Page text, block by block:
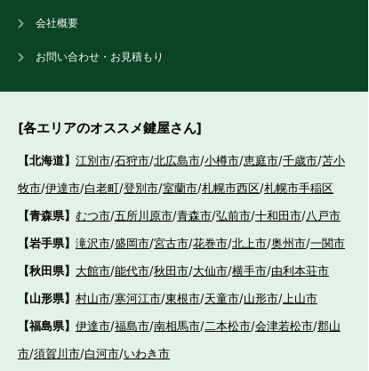
会社概要
お問い合わせ・お見積もり
[各エリアのオススメ鍵屋さん]
【北海道】 江別市/石狩市/北広島市/小樽市/恵庭市/千歳市/苫小
牧市/伊達市/白老町/登別市/室蘭市/札幌市西区/札幌市手稲区
【青森県】 むつ市/五所川原市/青森市/弘前市/十和田市/八戸市
【岩手県】 滝沢市/盛岡市/宮古市/花巻市/北上市/奥州市/一関市
【秋田県】 大館市/能代市/秋田市/大仙市/横手市/由利本荘市
【山形県】 村山市/寒河江市/東根市/天童市/山形市/ 上山市
【福島県】 伊達市/福島市/南相馬市/二本松市/会津若松市/郡山
市/須賀川市/白河市/いわき市